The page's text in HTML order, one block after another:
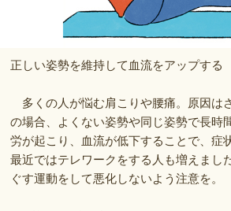
正しい姿勢を維持して血流をアップする
多くの人が悩む肩こりや腰痛。原因は
の場合、よくない姿勢や同じ姿勢で長時
労が起こり、血流が低下することで、症
最近ではテレワークをする人も増えまし
ぐす運動をして悪化しないよう注意を。